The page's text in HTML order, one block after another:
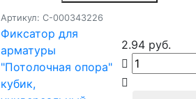
Артикул: С-000343226
Фиксатор для
арматуры
"Потолочная опора"
кубик,
2.94 руб.